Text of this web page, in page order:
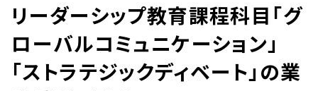
リーダーシップ教育課程科目「グ
ローバルコミュニケーション」
「ストラテジックディベート」の業